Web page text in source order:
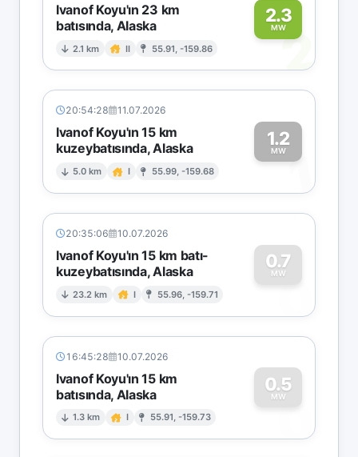
Ivanof Koyu'ın 23 km
batısında, Alaska
2.1 km II 55.91, -159.86
2.3
MW2
20:54:28 11.07.2026
Ivanof Koyu'ın 15 km
kuzeybatısında, Alaska
5.0 km I 55.99, -159.68
1.2
MW1
20:35:06 10.07.2026
Ivanof Koyu'ın 15 km batı-
kuzeybatısında, Alaska
23.2 km I 55.96, -159.71
0.7
MW
0
16:45:28 10.07.2026
Ivanof Koyu'ın 15 km
batısında, Alaska
1.3 km I 55.91, -159.73
0.5
MW
0